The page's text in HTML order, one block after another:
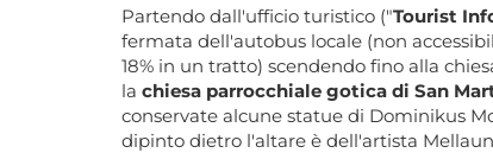
Partendo dall'ufficio turistico ("Tourist
fermata dell'autobus locale (non
18% in un tratto) scendendo fino alla
la chiesa parrocchiale gotica di San
conservate alcune statue di Dominikus
dipinto dietro l'altare è dell'artista